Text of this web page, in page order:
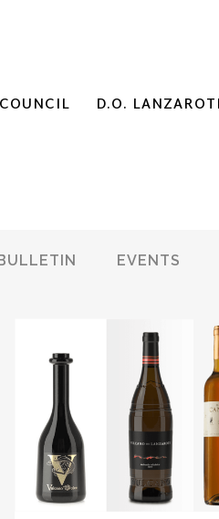
D.O.
EVENTS